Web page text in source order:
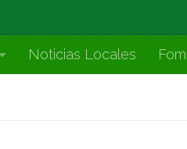
Noticias Locales